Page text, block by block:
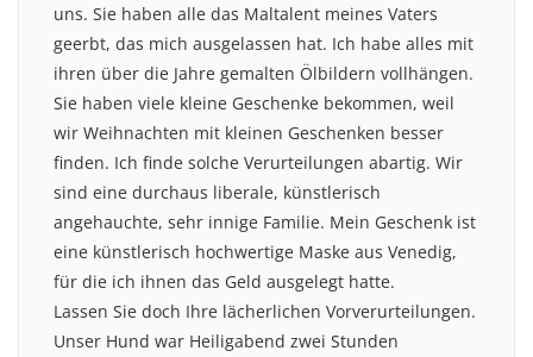
uns. Sie haben alle das Maltalent meines Vaters
geerbt, das mich ausgelassen hat. Ich habe alles mit
ihren über die Jahre gemalten Ölbildern vollhängen.
Sie haben viele kleine Geschenke bekommen, weil
wir Weihnachten mit kleinen Geschenken besser
finden. Ich finde solche Verurteilungen abartig. Wir
sind eine durchaus liberale, künstlerisch
angehauchte, sehr innige Familie. Mein Geschenk ist
eine künstlerisch hochwertige Maske aus Venedig,
für die ich ihnen das Geld ausgelegt hatte.
Lassen Sie doch Ihre lächerlichen Vorverurteilungen.
Unser Hund war Heiligabend zwei Stunden